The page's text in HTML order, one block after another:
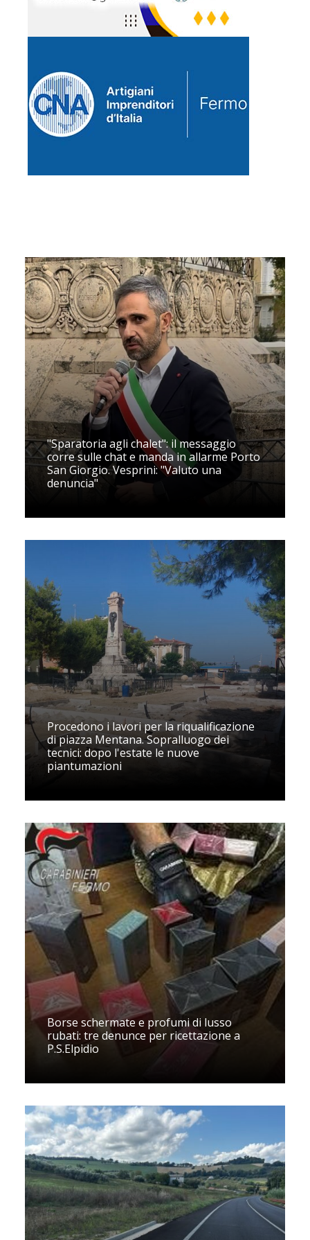
"Sparatoria agli chalet": il messaggio
corre sulle chat e manda in allarme Porto
San Giorgio. Vesprini: "Valuto una
denuncia"
Procedono i lavori per la riqualificazione
di piazza Mentana. Sopralluogo dei
tecnici: dopo l'estate le nuove
piantumazioni
Borse schermate e profumi di lusso
rubati: tre denunce per ricettazione a
P.S.Elpidio